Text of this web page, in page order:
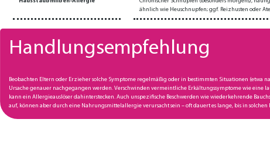
ähnlich wie Heuschnupfen; ggf. Reizhusten oder
Handlungsempfehlung
Be­o­bach­ten El­tern oder Er­zie­her sol­che Symp­to­me re­gel­mä­ßig oder in be­stimm­ten Si­tu­a­tio­nen
Ur­sa­che ge­na­uer nach­ge­gan­gen wer­den. Ver­schwin­den ver­meint­li­che Er­käl­tungs­symp­to­me wie ei­ne
kann ein Al­ler­gie­aus­lö­ser da­hin­ter­ste­cken. Auch un­spe­zi­fi­sche Be­schwer­den wie wie­der­keh­ren­de
auf, kön­nen aber durch ei­ne Nah­rungs­mit­tel­al­ler­gie ver­ur­sacht sein – oft dau­ert es lan­ge, bis in